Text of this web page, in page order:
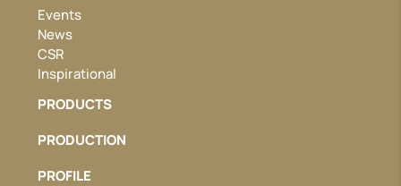
Events
News
CSR
Inspirational
PRODUCTS
PRODUCTION
PROFILE